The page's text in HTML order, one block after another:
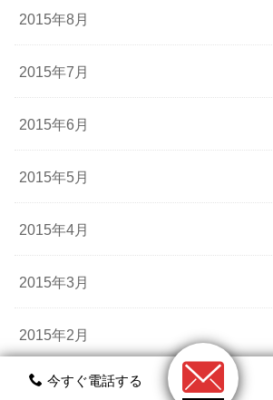
今すぐ電話する
2015年8月
2015年7月
2015年6月
2015年5月
2015年4月
2015年3月
2015年2月
2015年1月